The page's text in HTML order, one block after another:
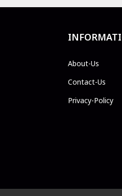
About-Us
Contact-Us
Privacy-Policy